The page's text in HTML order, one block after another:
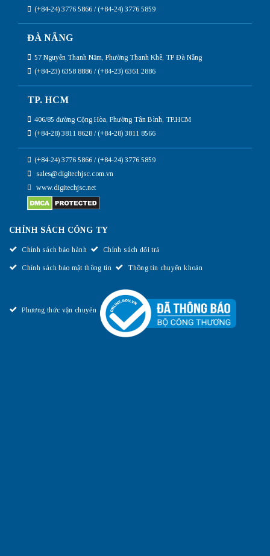
(+84-24) 3776 5866 / (+84-24) 3776 5859
ĐÀ NẴNG
57 Nguyễn Thanh Năm, Phường Thanh Khê, TP Đà Nẵng
(+84-23) 6358 8886 / (+84-23) 6361 2886
TP. HCM
406/85 đường Cộng Hòa, Phường Tân Bình, TP.HCM
(+84-28) 3811 8628 / (+84-28) 3811 8566
(+84-24) 3776 5866 / (+84-24) 3776 5859
sales@digitechjsc.com.vn
www.digitechjsc.net
CHÍNH SÁCH CÔNG TY
Chính sách bảo hành Chính sách đổi trả
Chính sách bảo mật thông tin Thông tin chuyển khoản
Phương thức vận chuyển